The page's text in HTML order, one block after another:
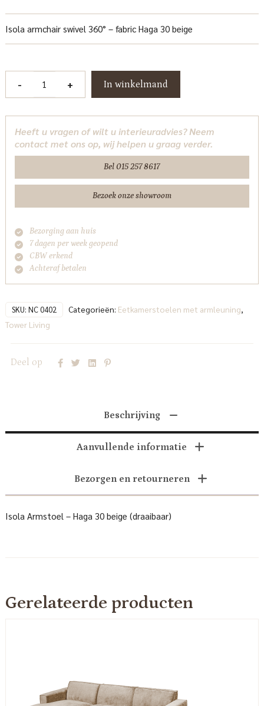
Isola armchair swivel 360° – fabric Haga 30 beige
-
Haga
beige
Tower
+ In winkelmand
Heeft u vragen of wilt u interieuradvies? Neem
contact met ons op, wij helpen u graag verder.
Bel 015 257 8617
Bezoek onze showroom
Bezorging aan huis
7 dagen per week geopend
CBW erkend
Achteraf betalen
SKU: NC 0402 Categorieën: Eetkamerstoelen met armleuning
Tower Living
Deel op
Beschrijving
Aanvullende informatie
Bezorgen en retourneren
Isola Armstoel – Haga 30 beige (draaibaar)
Gerelateerde producten